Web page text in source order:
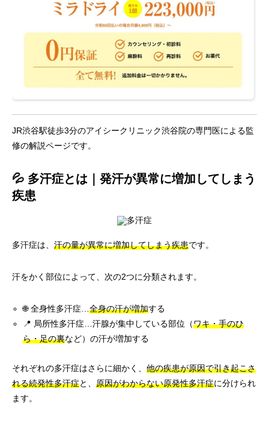
JR渋谷駅徒歩3分のアイシークリニック渋谷院の専門医による監
修の解説ページです。
💦 多汗症とは｜発汗が異常に増加してしまう
疾患
多汗症は、 汗の量が異常に増加してしまう疾患です。
汗をかく部位によって、次の2つに分類されます。
🌐 全身性多汗症…全身の汗が増加する
📍 局所性多汗症…汗腺が集中している部位（ワキ・手のひ
ら・足の裏など）の汗が増加する
それぞれの多汗症はさらに細かく、 他の疾患が原因で引き起こさ
れる続発性多汗症と、 原因がわからない原発性多汗症に分けられ
ます。